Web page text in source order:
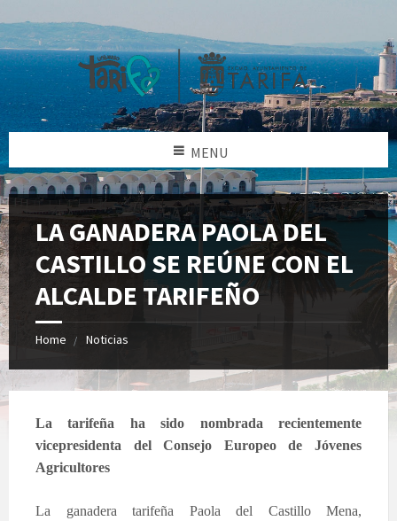
MENU
LA GANADERA PAOLA DEL
CASTILLO SE REÚNE CON EL
ALCALDE TARIFEÑO
Home Noticias
La tarifeña ha sido nombrada recientemente
vicepresidenta del Consejo Europeo de Jóvenes
Agricultores
La ganadera tarifeña Paola del Castillo Mena,